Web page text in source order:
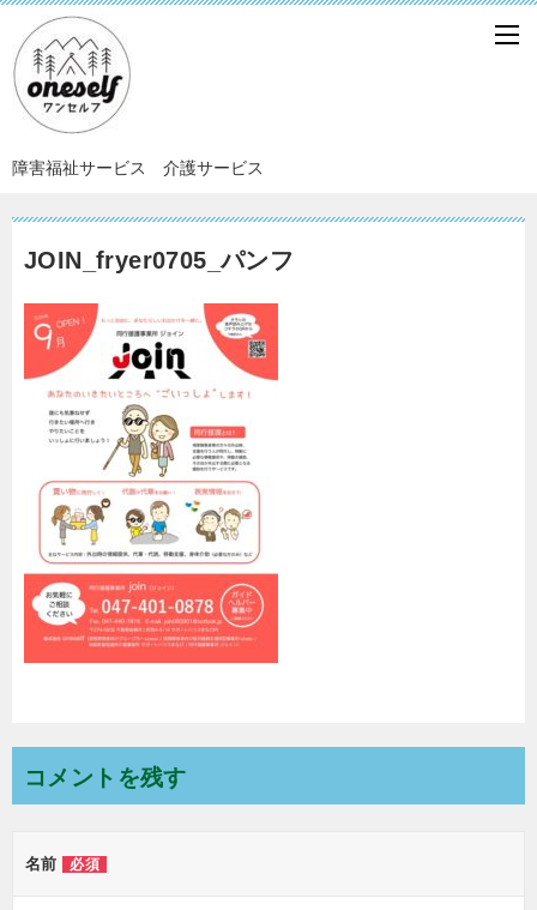
障害福祉サービス 介護サービス
JOIN_fryer0705_パンフ
コメントを残す
名前 必須